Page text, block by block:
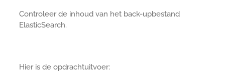
Controleer de inhoud van het back-upbestand
ElasticSearch.
Hier is de opdrachtuitvoer: